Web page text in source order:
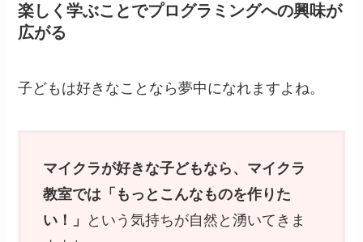
楽しく学ぶことでプログラミングへの興味が
広がる
子どもは好きなことなら夢中になれますよね。
マイクラが好きな子どもなら、マイクラ
教室では「もっとこんなものを作りた
い！」
という気持ちが自然と湧いてきま